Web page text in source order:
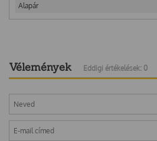
Alapár
Vélemények Eddigi értékelések: 0